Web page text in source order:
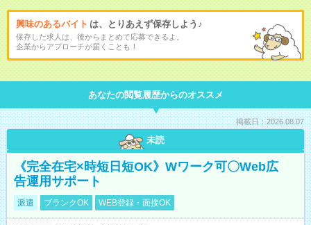
興味のあるバイト は、とりあえず保存しよう♪
保存した求人は、後からまとめて応募できるよ。
企業からアプローチが届くことも！
あなたの閲覧履歴からのオススメ
掲載日：2026.08.07
未読
《完全在宅×時短日短OK》Wワーク可〇Web広
告運用サポート
派遣 ブランクOK WEB登録・面接OK